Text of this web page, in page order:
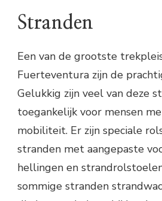
Stranden
Een van de grootste
Fuerteventura zijn de
Gelukkig zijn veel van deze
toegankelijk voor mensen
mobiliteit. Er zijn speciale
stranden met aangepaste
hellingen en
sommige stranden